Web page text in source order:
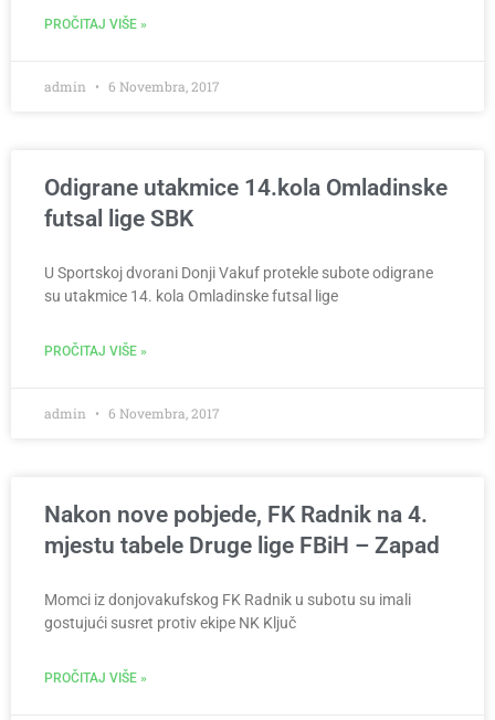
PROČITAJ VIŠE »
admin 6 Novembra, 2017
Odigrane utakmice 14.kola Omladinske
futsal lige SBK
U Sportskoj dvorani Donji Vakuf protekle subote odigrane
su utakmice 14. kola Omladinske futsal lige
PROČITAJ VIŠE »
admin 6 Novembra, 2017
Nakon nove pobjede, FK Radnik na 4.
mjestu tabele Druge lige FBiH – Zapad
Momci iz donjovakufskog FK Radnik u subotu su imali
gostujući susret protiv ekipe NK Ključ
PROČITAJ VIŠE »